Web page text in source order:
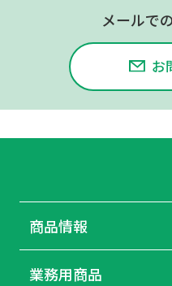
メールで
お
商品情報
業務用商品